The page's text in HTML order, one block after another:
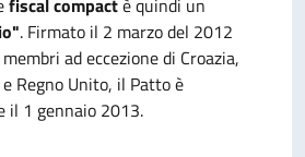
fiscal compactè quindi un
. Firmato il 2 marzo del 2012
ad eccezione di Croazia,
Regno Unito, il Patto è
il 1 gennaio 2013.